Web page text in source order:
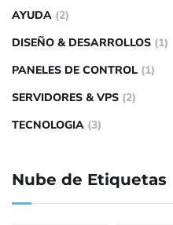
AYUDA (2)
DISEÑO & DESARROLLOS (1)
PANELES DE CONTROL (1)
SERVIDORES & VPS (2)
TECNOLOGIA (3)
Nube de Etiquetas